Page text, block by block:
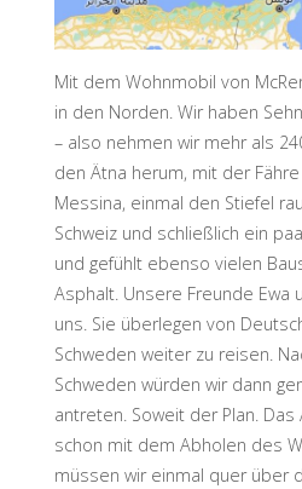
Mit dem Wohnmobil von
in den Norden. Wir haben
– also nehmen wir mehr als
den Ätna herum, mit der
Messina, einmal den Stiefel
Schweiz und schließlich ein
und gefühlt ebenso vielen
Asphalt. Unsere Freunde Ewa
uns. Sie überlegen von
Schweden weiter zu reisen.
Schweden würden wir dann
antreten. Soweit der Plan.
schon mit dem Abholen des
müssen wir einmal quer über